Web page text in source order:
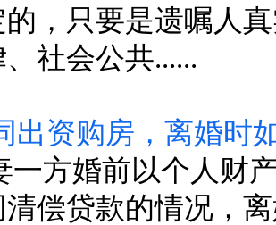
，只要是遗嘱人
社会公共......
出资购房，离婚时
方婚前以个人财
偿贷款的情况，